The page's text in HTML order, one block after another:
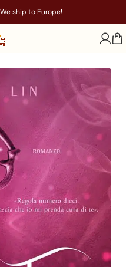
ship to Europe!